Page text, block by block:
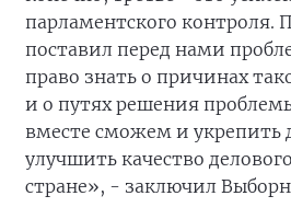
парламентского контроля.
поставил перед нами
право знать о причинах
и о путях решения
вместе сможем и укрепить
улучшить качество
стране», - заключил